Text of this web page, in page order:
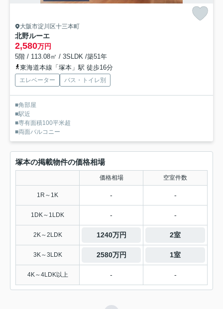
大阪市淀川区十三本町
北野ルーエ
2,580万円
5階 / 113.08㎡ / 3SLDK /築51年
東海道本線「塚本」駅 徒歩16分
エレベーター バス・トイレ別
■角部屋
■駅近
■専有面積100平米超
■両面バルコニー
塚本の掲載物件の価格相場
価格相場 空室件数
1R～1K - -
1DK～1LDK - -
2K～2LDK 1240万円 2室
3K～3LDK 2580万円 1室
4K～4LDK以上 - -